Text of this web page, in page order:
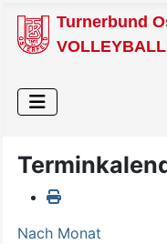
Turnerbund
VOLLEYBALL
Nach Monat